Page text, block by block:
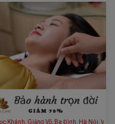
Nội, Việt Nam
166 Phố Ngọc Khánh, Giảng Võ, Ba